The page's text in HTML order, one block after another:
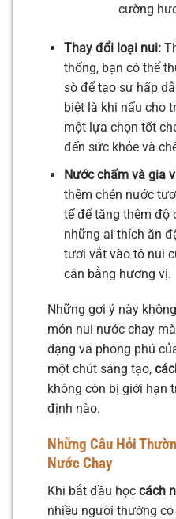
cường
Thay đổi loại nui:
thống, bạn có thể
sò để tạo sự hấp
biệt là khi nấu cho
một lựa chọn tốt
đến sức khỏe và
Nước chấm và gia
thêm chén nước
tế để tăng thêm độ
những ai thích ăn
tươi vắt vào tô nui
cân bằng hương vị.
Những gợi ý này
món nui nước chay
dạng và phong phú
một chút sáng tạo,
không còn bị giới hạn
định nào.
Những Câu Hỏi
Nước Chay
Khi bắt đầu học cách
nhiều người thường